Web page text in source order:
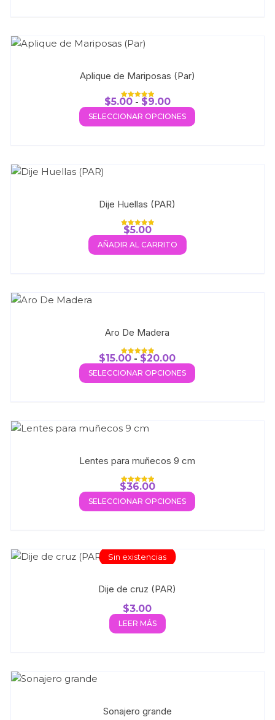
Aplique de Mariposas (Par)
Valorado con
5.00
de 5
$5.00 - $9.00
SELECCIONAR OPCIONES
Dije Huellas (PAR)
Valorado con
5.00
de 5
$5.00
AÑADIR AL CARRITO
Aro De Madera
Valorado con
5.00
de 5
$15.00 - $20.00
SELECCIONAR OPCIONES
Lentes para muñecos 9 cm
Valorado con
5.00
de 5
$36.00
SELECCIONAR OPCIONES
Sin existencias
Dije de cruz (PAR)
$3.00
LEER MÁS
Sonajero grande